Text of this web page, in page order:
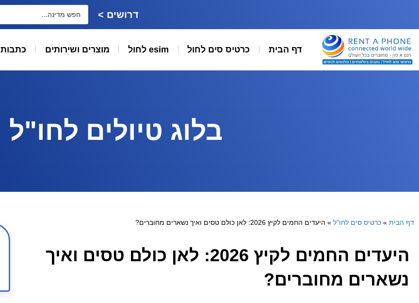
דרושים >
דף הבית כרטיס סים לחול esim לחול מוצרים ושירותים כתבות
בלוג טיולים לחו"ל
דף הבית » כרטיס סים לחו"ל » היעדים החמים לקיץ 2026: לאן כולם טסים ואיך נשארים מחוברים?
היעדים החמים לקיץ 2026: לאן כולם טסים ואיך
נשארים מחוברים?